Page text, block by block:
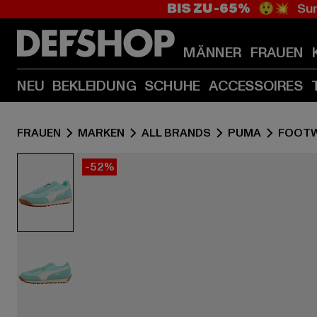
BIS ZU -65% 😲💥
MÄNNER FRAUEN
NEU BEKLEIDUNG SCHUHE ACCESSOIRES
FRAUEN MARKEN ALL BRANDS PUMA
-52%